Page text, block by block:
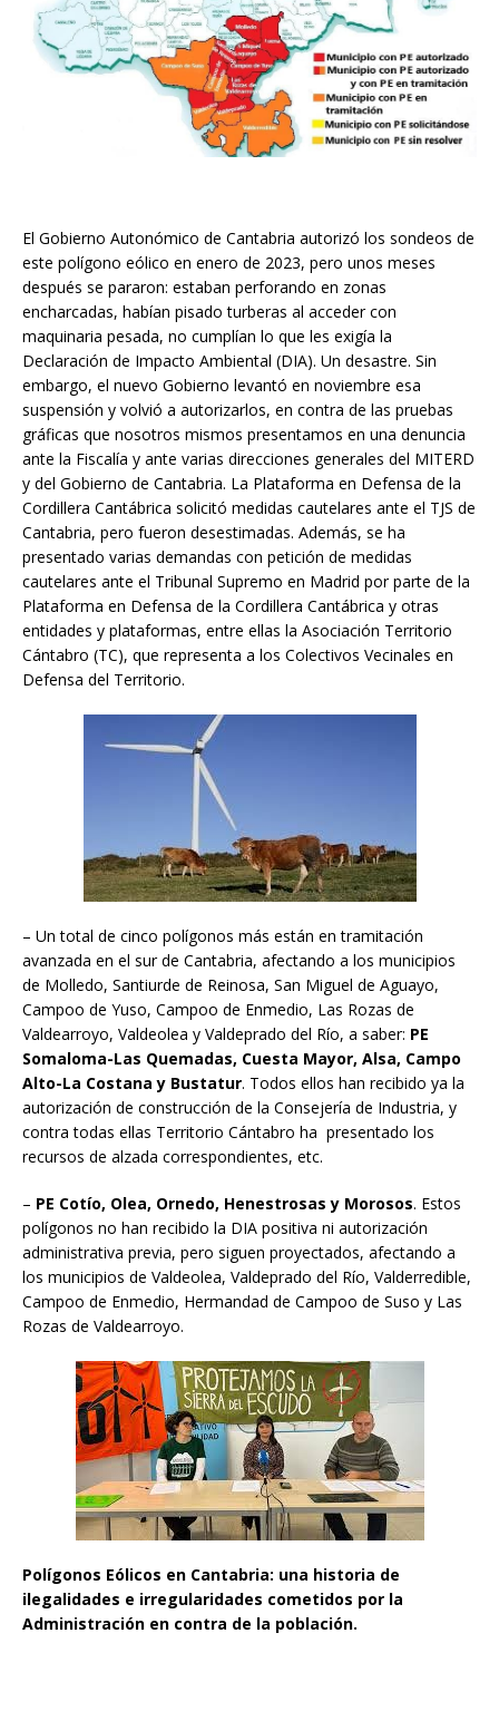
El Gobierno Autonómico de Cantabria autorizó los sondeos de
este polígono eólico en enero de 2023, pero unos meses
después se pararon: estaban perforando en zonas
encharcadas, habían pisado turberas al acceder con
maquinaria pesada, no cumplían lo que les exigía la
Declaración de Impacto Ambiental (DIA). Un desastre. Sin
embargo, el nuevo Gobierno levantó en noviembre esa
suspensión y volvió a autorizarlos, en contra de las pruebas
gráficas que nosotros mismos presentamos en una denuncia
ante la Fiscalía y ante varias direcciones generales del MITERD
y del Gobierno de Cantabria. La Plataforma en Defensa de la
Cordillera Cantábrica solicitó medidas cautelares ante el TJS de
Cantabria, pero fueron desestimadas. Además, se ha
presentado varias demandas con petición de medidas
cautelares ante el Tribunal Supremo en Madrid por parte de la
Plataforma en Defensa de la Cordillera Cantábrica y otras
entidades y plataformas, entre ellas la Asociación Territorio
Cántabro (TC), que representa a los Colectivos Vecinales en
Defensa del Territorio.
– Un total de cinco polígonos más están en tramitación
avanzada en el sur de Cantabria, afectando a los municipios
de Molledo, Santiurde de Reinosa, San Miguel de Aguayo,
Campoo de Yuso, Campoo de Enmedio, Las Rozas de
Valdearroyo, Valdeolea y Valdeprado del Río, a saber: PE
Somaloma-Las Quemadas, Cuesta Mayor, Alsa, Campo
Alto-La Costana y Bustatur. Todos ellos han recibido ya la
autorización de construcción de la Consejería de Industria, y
contra todas ellas Territorio Cántabro ha presentado los
recursos de alzada correspondientes, etc.
– PE Cotío, Olea, Ornedo, Henestrosas y Morosos. Estos
polígonos no han recibido la DIA positiva ni autorización
administrativa previa, pero siguen proyectados, afectando a
los municipios de Valdeolea, Valdeprado del Río, Valderredible,
Campoo de Enmedio, Hermandad de Campoo de Suso y Las
Rozas de Valdearroyo.
Polígonos Eólicos en Cantabria: una historia de
ilegalidades e irregularidades cometidos por la
Administración en contra de la población.